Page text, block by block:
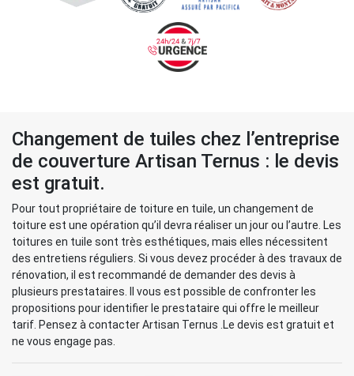
Changement de tuiles chez l’entreprise
de couverture Artisan Ternus : le devis
est gratuit.
Pour tout propriétaire de toiture en tuile, un changement de
toiture est une opération qu’il devra réaliser un jour ou l’autre. Les
toitures en tuile sont très esthétiques, mais elles nécessitent
des entretiens réguliers. Si vous devez procéder à des travaux de
rénovation, il est recommandé de demander des devis à
plusieurs prestataires. Il vous est possible de confronter les
propositions pour identifier le prestataire qui offre le meilleur
tarif. Pensez à contacter Artisan Ternus .Le devis est gratuit et
ne vous engage pas.